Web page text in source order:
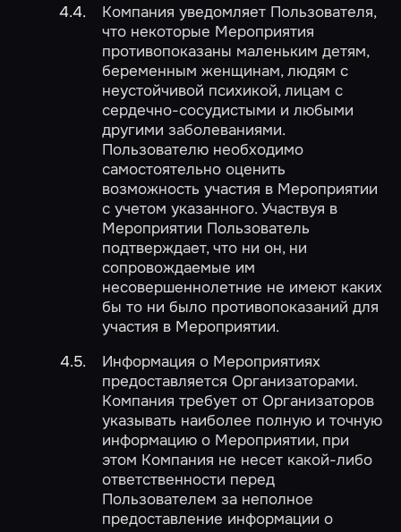
Компания уведомляет Пользователя,
что некоторые Мероприятия
противопоказаны маленьким детям,
беременным женщинам, людям с
неустойчивой психикой, лицам с
сердечно-сосудистыми и любыми
другими заболеваниями.
Пользователю необходимо
самостоятельно оценить
возможность участия в Мероприятии
с учетом указанного. Участвуя в
Мероприятии Пользователь
подтверждает, что ни он, ни
сопровождаемые им
несовершеннолетние не имеют каких
бы то ни было противопоказаний для
участия в Мероприятии.
Информация о Мероприятиях
предоставляется Организаторами.
Компания требует от Организаторов
указывать наиболее полную и точную
информацию о Мероприятии, при
этом Компания не несет какой-либо
ответственности перед
Пользователем за неполное
предоставление информации о